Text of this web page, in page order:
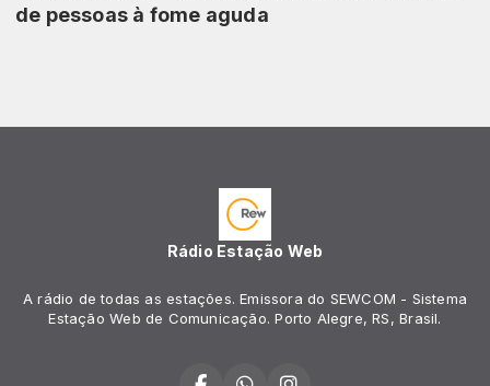
de pessoas à fome aguda
Rádio Estação Web
A rádio de todas as estações. Emissora do SEWCOM - Sistema
Estação Web de Comunicação. Porto Alegre, RS, Brasil.